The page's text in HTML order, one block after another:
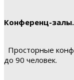
Конференц-залы.
Просторные
до 90 человек.